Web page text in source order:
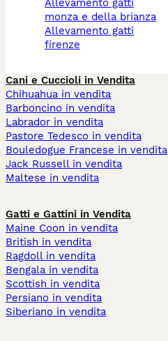
allevamento gatti
monza e della brianza
allevamento gatti
firenze
Cani e Cuccioli in Vendita
Chihuahua in vendita
Barboncino in vendita
Labrador in vendita
Pastore Tedesco in vendita
Bouledogue Francese in vendita
Jack Russell in vendita
Maltese in vendita
Gatti e Gattini in Vendita
Maine Coon in vendita
British in vendita
Ragdoll in vendita
Bengala in vendita
Scottish in vendita
Persiano in vendita
Siberiano in vendita